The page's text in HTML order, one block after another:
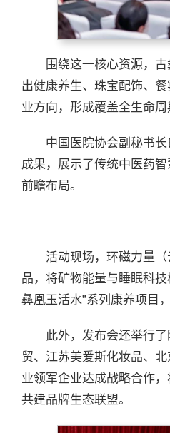
围绕这一核心资源，
出健康养生、珠宝配饰、
业方向，形成覆盖全生命周
中国医院协会副秘书
成果，展示了传统中医药
前瞻布局。
活动现场，环磁力量
品，将矿物能量与睡眠科
彝凰玉活水”系列康养项目
此外，发布会还举行
贸、江苏美爱斯化妆品、
业领军企业达成战略合作
共建品牌生态联盟。